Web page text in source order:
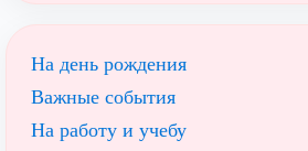
На день рождения
Важные события
На работу и учебу